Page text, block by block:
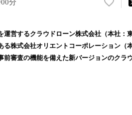
分
い
！
数
を
営するクラウドローン株式会社（本社：
株式会社オリエントコーポレーション（
審査の機能を備えた新バージョンのクラ